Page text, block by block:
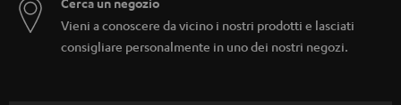
Vieni a conoscere da vicino i nostri prodotti e lasciati
consigliare personalmente in uno dei nostri negozi.